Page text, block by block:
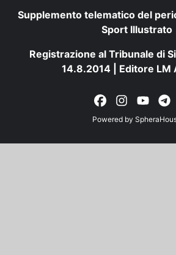
Supplemento telematico del
Sport Illustrato
Registrazione al Tribunale di
14.8.2014 | Editore LM
Powered by